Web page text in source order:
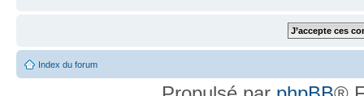
Index du forum